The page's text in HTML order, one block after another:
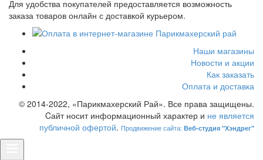
Для удобства покупателей предоставляется возможность
заказа товаров онлайн с доставкой курьером.
Наши магазины
Новости и акции
Как заказать
Оплата и доставка
© 2014-2022, «Парикмахерский Рай». Все права защищены.
Cайт носит информационный характер и не является
публичной офертой. Продвижение сайта: Веб-студия "Хэндрег"